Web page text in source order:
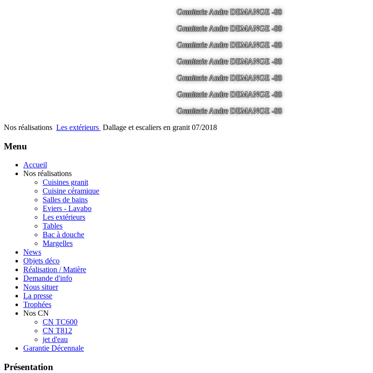
Graniterie Andre DEMANGE -88
Graniterie Andre DEMANGE -88
Graniterie Andre DEMANGE -88
Graniterie Andre DEMANGE -88
Graniterie Andre DEMANGE -88
Graniterie Andre DEMANGE -88
Graniterie Andre DEMANGE -88
Nos réalisations Les extérieurs Dallage et escaliers en granit 07/2018
Menu
Accueil
Nos réalisations
Cuisines granit
Cuisine céramique
Salles de bains
Eviers - Lavabo
Les extérieurs
Tables
Bac à douche
Margelles
News
Objets déco
Réalisation / Matière
Demande d'info
Nous situer
La presse
Trophées
Nos CN
CN TC600
CN T812
jet d'eau
Garantie Décennale
Présentation